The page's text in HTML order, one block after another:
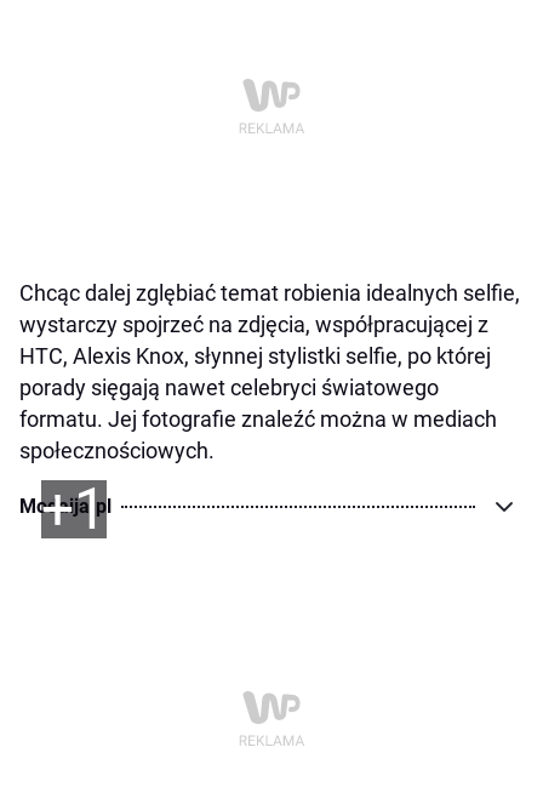
Chcąc dalej zglębiać temat robienia idealnych selfie,
wystarczy spojrzeć na zdjęcia, współpracującej z
HTC, Alexis Knox, słynnej stylistki selfie, po której
porady sięgają nawet celebryci światowego
formatu. Jej fotografie znaleźć można w mediach
społecznościowych.
+1
Modaija.pl